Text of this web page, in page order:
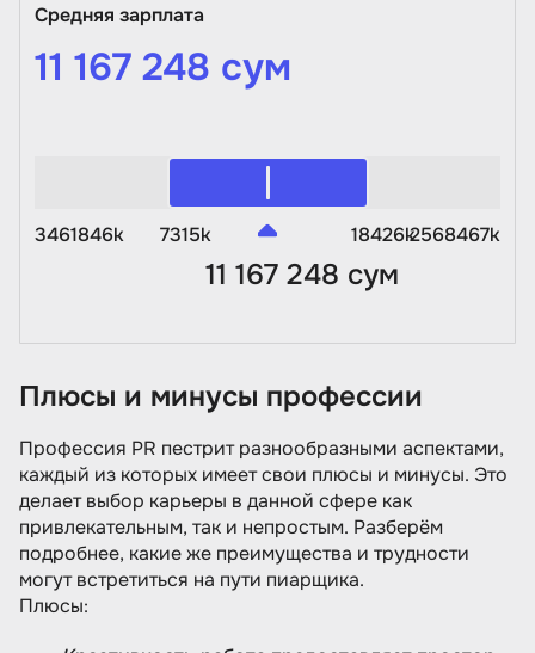
Средняя зарплата
11 167 248 сум
3461846k 7315k
11 167 248 сум
18426k2568467k
Плюсы и минусы профессии
Профессия PR пестрит разнообразными аспектами,
каждый из которых имеет свои плюсы и минусы. Это
делает выбор карьеры в данной сфере как
привлекательным, так и непростым. Разберём
подробнее, какие же преимущества и трудности
могут встретиться на пути пиарщика.
Плюсы: